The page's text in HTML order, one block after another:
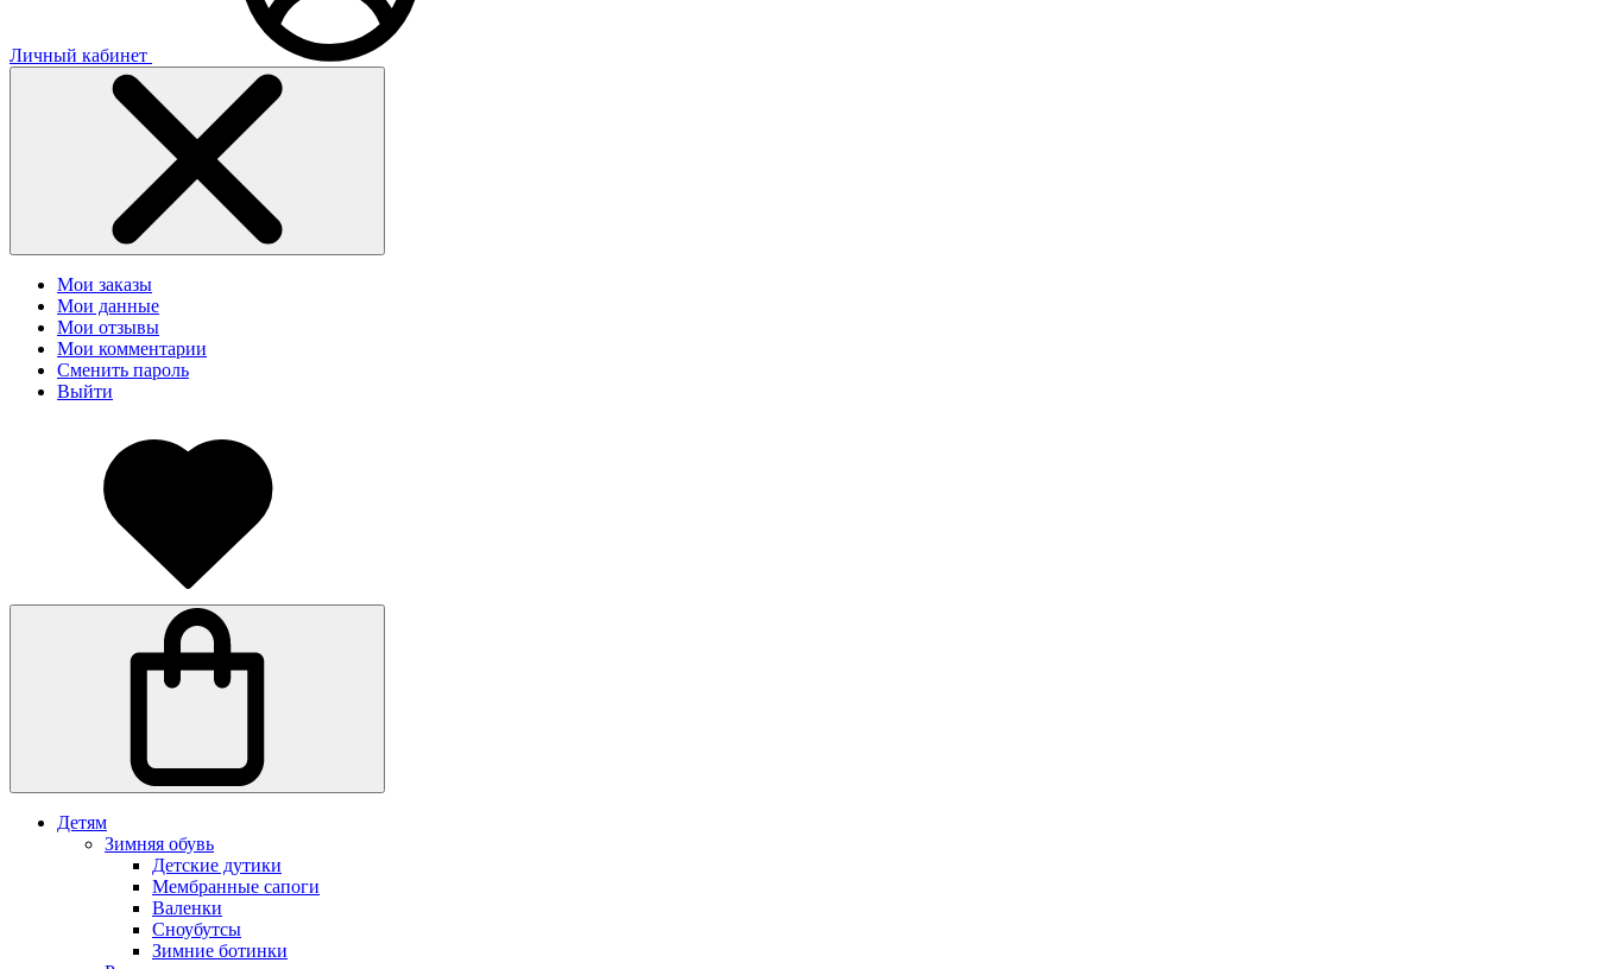
Личный кабинет
Мои заказы
Мои данные
Мои отзывы
Мои комментарии
Сменить пароль
Выйти
Детям
Зимняя обувь
Детские дутики
Мембранные сапоги
Валенки
Сноубутсы
Зимние ботинки